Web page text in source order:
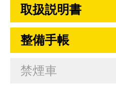
取扱説明書
整備手帳
禁煙車